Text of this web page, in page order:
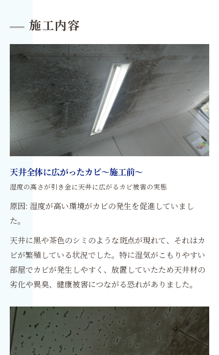
施工内容
天井全体に広がったカビ～施工前～
湿度の高さが引き金に――天井に広がるカビ被害の実態
原因: 湿度が高い環境がカビの発生を促進していまし
た。
天井に黒や茶色のシミのような斑点が現れて、それはカ
ビが繁殖している状況でした。特に湿気がこもりやすい
部屋でカビが発生しやすく、放置していたため天井材の
劣化や異臭、健康被害につながる恐れがありました。